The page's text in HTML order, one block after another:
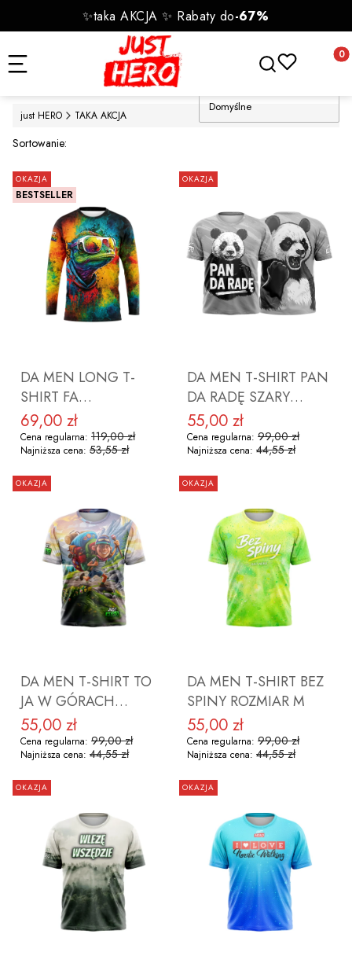
✨taka AKCJA ✨ Rabaty do-67%
Otwórz
just HERO TAKA AKCJA
Lista produktów
Sortowanie:
Domyślne
OKAZJA
BESTSELLER
DA MEN LONG T-
SHIRT FA
CHAMELEON
ROZMIAR 2XL
Cena promocyjna
69,00 zł
Cena regularna: 119,00 zł
Najniższa cena: 53,55 zł
DO KOSZYKA
OKAZJA
DA MEN T-SHIRT PAN
DA RADĘ SZARY
Cena promocyjna
55,00 zł
Cena regularna: 99,00 zł
Najniższa cena: 44,55 zł
DO KOSZYKA
OKAZJA
DA MEN T-SHIRT TO
JA W GÓRACH
Cena promocyjna
55,00 zł
Cena regularna: 99,00 zł
Najniższa cena: 44,55 zł
DO KOSZYKA
OKAZJA
DA MEN T-SHIRT BEZ
SPINY ROZMIAR M
Cena promocyjna
55,00 zł
Cena regularna: 99,00 zł
Najniższa cena: 44,55 zł
DO KOSZYKA
OKAZJA OKAZJA